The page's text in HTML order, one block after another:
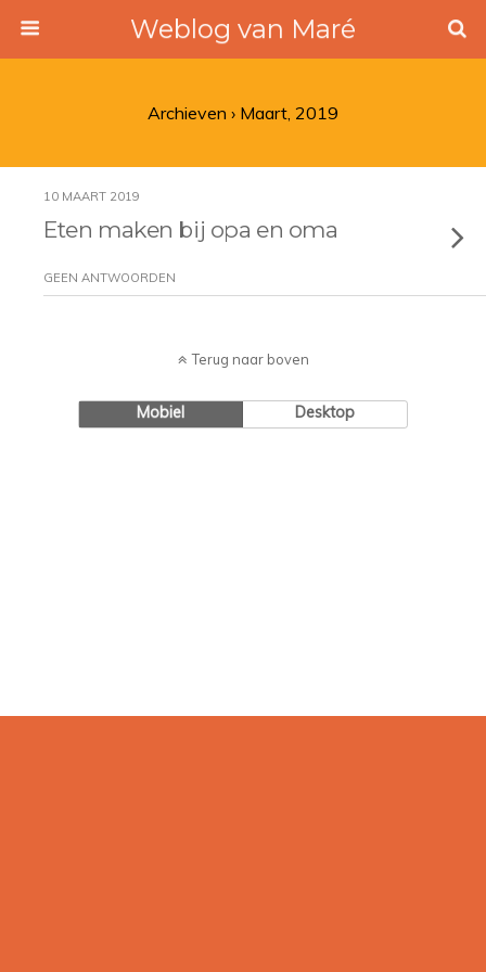
Weblog van Maré
Archieven › Maart, 2019
10 MAART 2019
Eten maken bij opa en oma
GEEN ANTWOORDEN
Terug naar boven
Mobiel Desktop